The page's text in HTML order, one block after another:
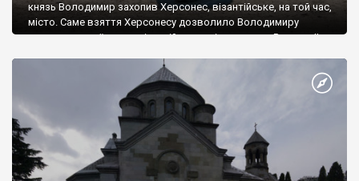
князь Володимир захопив Херсонес, візантійське, на той час,
місто. Саме взяття Херсонесу дозволило Володимиру
диктувати свої умови візантійському імператору Василю ІІ, та
Херсонесі Володимир-язичник, став Василем-християнином.
А потім було Хрещення Русі. На честь Херсонесу Таврійського